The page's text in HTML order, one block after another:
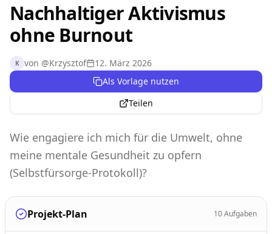
Nachhaltiger Aktivismus
ohne Burnout
K von @Krzysztof
12. März 2026
Als Vorlage nutzen
Teilen
Wie engagiere ich mich für die Umwelt, ohne
meine mentale Gesundheit zu opfern
(Selbstfürsorge-Protokoll)?
Projekt-Plan 10Aufgaben